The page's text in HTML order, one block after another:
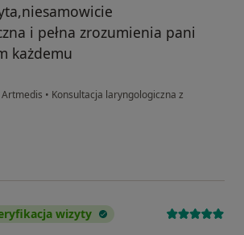
i pełna zrozumienia pani
każdemu
• Konsultacja laryngologiczna z
Ł.
wizyty